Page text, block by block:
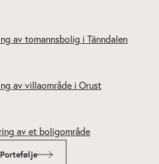
Portefølje